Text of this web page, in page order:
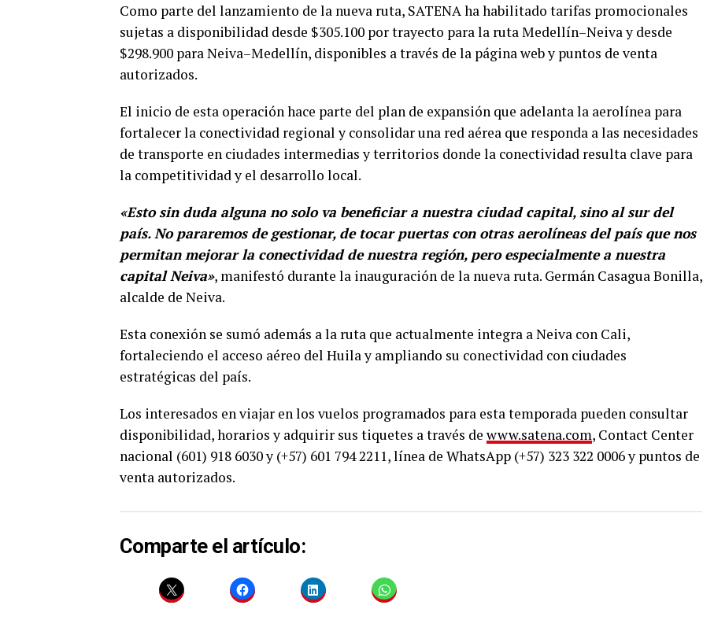
Como parte del lanzamiento de la nueva ruta, SATENA ha habilitado tarifas promocionales
sujetas a disponibilidad desde $305.100 por trayecto para la ruta Medellín–Neiva y desde
$298.900 para Neiva–Medellín, disponibles a través de la página web y puntos de venta
autorizados.
El inicio de esta operación hace parte del plan de expansión que adelanta la aerolínea para
fortalecer la conectividad regional y consolidar una red aérea que responda a las necesidades
de transporte en ciudades intermedias y territorios donde la conectividad resulta clave para
la competitividad y el desarrollo local.
«Esto sin duda alguna no solo va beneficiar a nuestra ciudad capital, sino al sur del
país. No pararemos de gestionar, de tocar puertas con otras aerolíneas del país que nos
permitan mejorar la conectividad de nuestra región, pero especialmente a nuestra
capital Neiva», manifestó durante la inauguración de la nueva ruta. Germán Casagua Bonilla,
alcalde de Neiva.
Esta conexión se sumó además a la ruta que actualmente integra a Neiva con Cali,
fortaleciendo el acceso aéreo del Huila y ampliando su conectividad con ciudades
estratégicas del país.
Los interesados en viajar en los vuelos programados para esta temporada pueden consultar
disponibilidad, horarios y adquirir sus tiquetes a través de www.satena.com, Contact Center
nacional (601) 918 6030 y (+57) 601 794 2211, línea de WhatsApp (+57) 323 322 0006 y puntos de
venta autorizados.
Comparte el artículo: